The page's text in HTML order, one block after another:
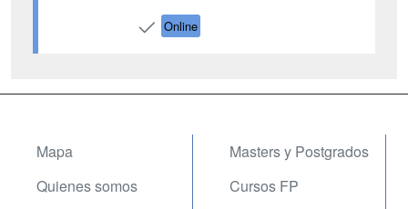
Online
Mapa
Quienes somos
Masters y Postgrados
Cursos FP